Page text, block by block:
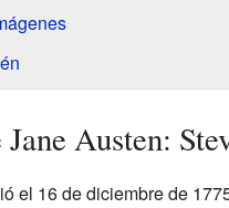
Austen:
el 16 de diciembre de